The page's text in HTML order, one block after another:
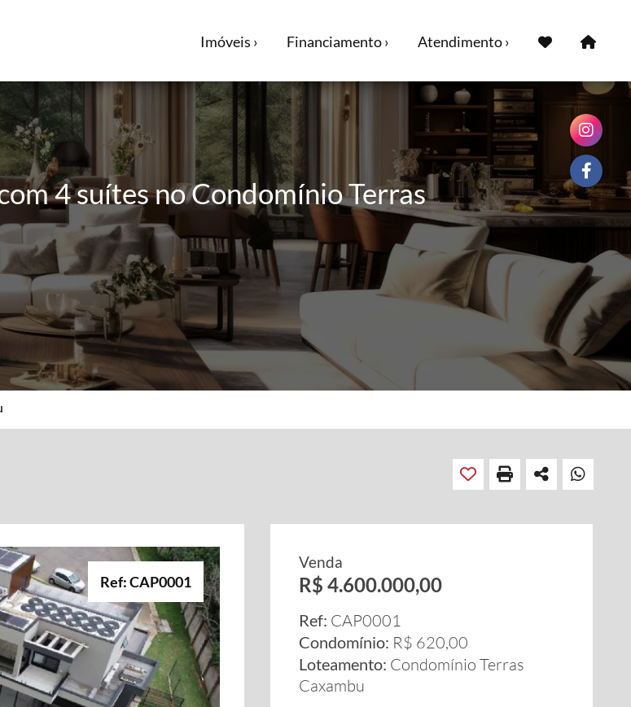
Imóveis › Financiamento › Atendimento ›
4 suítes no Condomínio Terras
Ref: CAP0001
Venda
R$ 4.600.000,00
Ref: CAP0001
Condomínio: R$ 620,00
Loteamento: Condomínio Terras
Caxambu